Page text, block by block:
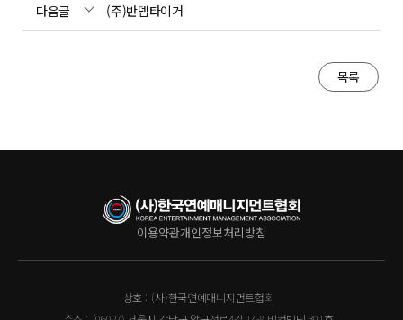
다음글 (주)반뎀타이거
목록
이용약관개인정보처리방침
상호 : (사)한국연예매니지먼트협회